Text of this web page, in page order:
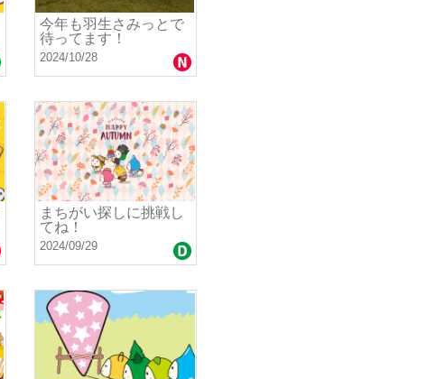
今年も羽生さみっとで
待ってます！
2024/10/28
まちがい探しに挑戦し
てね！
2024/09/29